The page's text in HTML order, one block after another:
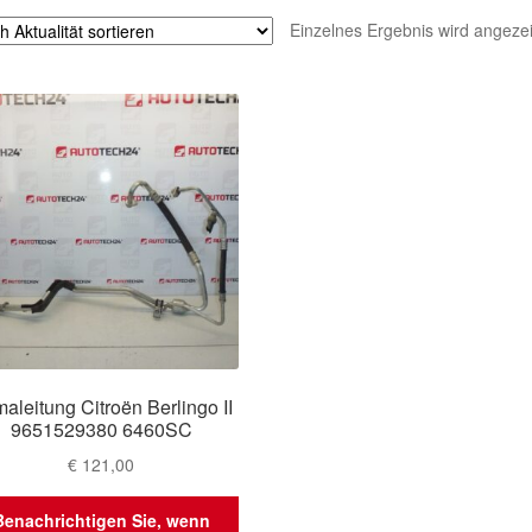
Einzelnes Ergebnis wird
Citroën Berlingo II
9651529380 6460SC
€ 121,00
Sie, wenn